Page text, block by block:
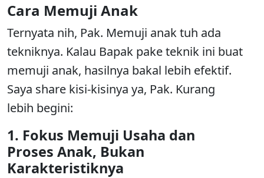
Cara Memuji Anak
Ternyata nih, Pak. Memuji anak tuh ada
tekniknya. Kalau Bapak pake teknik ini buat
memuji anak, hasilnya bakal lebih efektif.
Saya share kisi-kisinya ya, Pak. Kurang
lebih begini:
1. Fokus Memuji Usaha dan
Proses Anak, Bukan
Karakteristiknya